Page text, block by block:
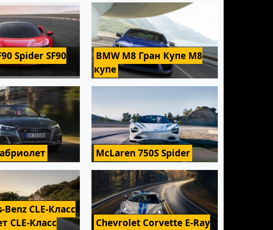
Spider SF90
BMW M8 Гран Купе M8
купе
McLaren 750S Spider
CLE-Класс
CLE-Класс
Chevrolet Corvette E-Ray